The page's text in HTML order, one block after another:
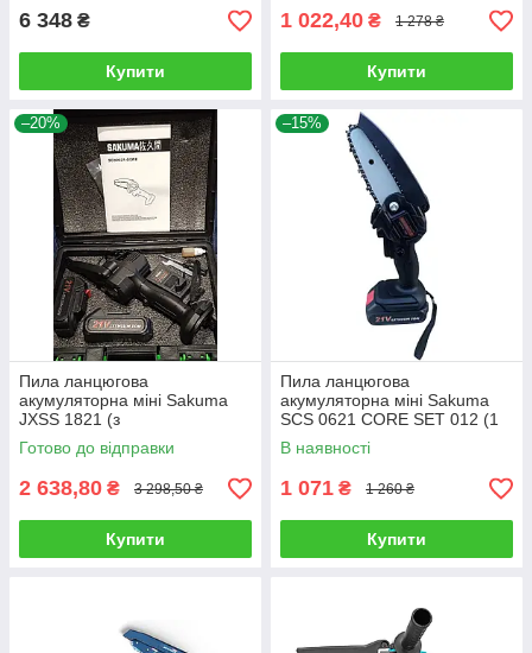
6 348 ₴
Купити
1 022,40 ₴ 1 278 ₴
Купити
–20%
Пила ланцюгова
акумуляторна міні Sakuma
JXSS 1821 (з
подовжувальною штангою
SSE 1,8 та SCS 0621-CORE
Готово до відправки
2 638,80 ₴ 3 298,50 ₴
Купити
–15%
Пила ланцюгова
акумуляторна міні Sakuma
SCS 0621 CORE SET 012 (1
АКБ 21 В/2.0 Ач, зарядне,
кейс)
В наявності
1 071 ₴ 1 260 ₴
Купити